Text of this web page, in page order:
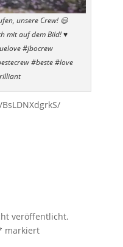
unsere Crew! 😃
mit auf dem Bild! ♥️
#jbocrew
#beste #love
veröffentlicht.
markiert